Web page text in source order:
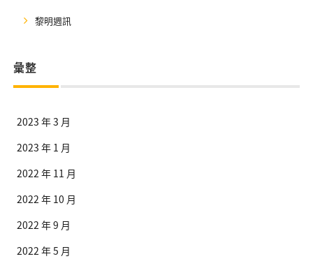
黎明週訊
彙整
2023 年 3 月
2023 年 1 月
2022 年 11 月
2022 年 10 月
2022 年 9 月
2022 年 5 月